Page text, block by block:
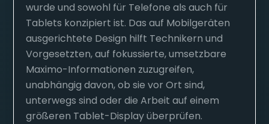
wurde und sowohl für Telefone als auch für
Tablets konzipiert ist. Das auf Mobilgeräten
ausgerichtete Design hilft Technikern und
Vorgesetzten, auf fokussierte, umsetzbare
Maximo-Informationen zuzugreifen,
unabhängig davon, ob sie vor Ort sind,
unterwegs sind oder die Arbeit auf einem
größeren Tablet-Display überprüfen.